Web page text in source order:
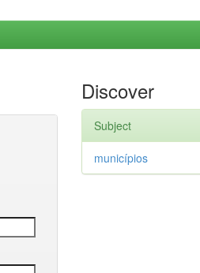
Discover
Subject
municípios